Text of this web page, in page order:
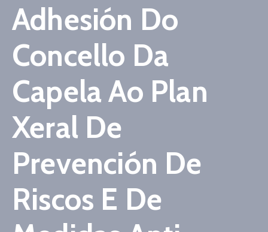
Servizos
Turismo
Directorio
Trámites
Novas
Contacto
Adhesión Do
Concello Da
Capela Ao Plan
Xeral De
Prevención De
Riscos E De